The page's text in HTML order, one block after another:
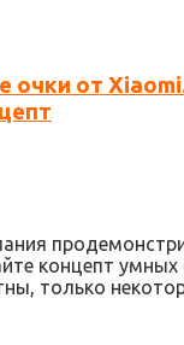
очки от
концепт умных
только